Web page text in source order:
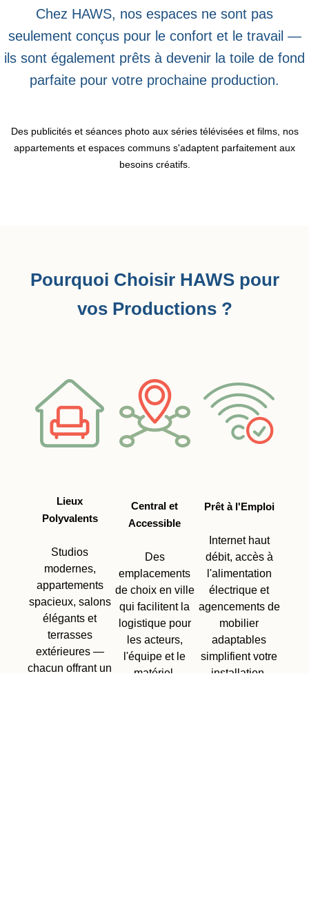
Chez HAWS, nos espaces ne sont pas
seulement conçus pour le confort et le travail —
ils sont également prêts à devenir la toile de fond
parfaite pour votre prochaine production.
Des publicités et séances photo aux séries télévisées et films, nos
appartements et espaces communs s'adaptent parfaitement aux
besoins créatifs.
Pourquoi Choisir HAWS pour
vos Productions ?
Lieux
Polyvalents
Studios
modernes,
appartements
spacieux, salons
élégants et
terrasses
extérieures —
chacun offrant un
Central et
Accessible
Des
emplacements
de choix en ville
qui facilitent la
logistique pour
les acteurs,
l'équipe et le
matériel.
Prêt à l'Emploi
Internet haut
débit, accès à
l'alimentation
électrique et
agencements de
mobilier
adaptables
simplifient votre
installation.